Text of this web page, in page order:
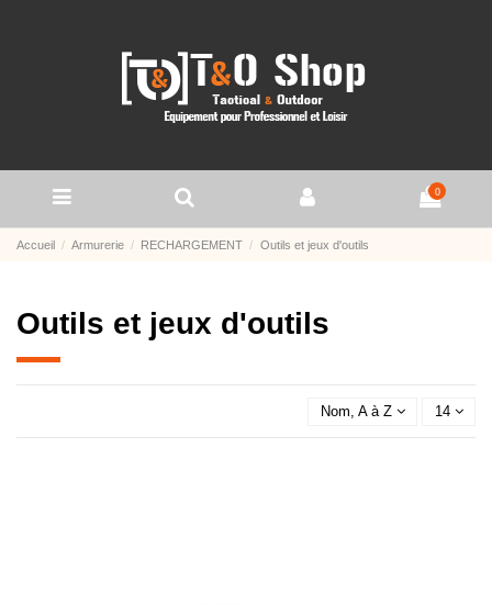
0
Accueil Armurerie RECHARGEMENT Outils et jeux d'outils
Outils et jeux d'outils
Nom, A à Z 14